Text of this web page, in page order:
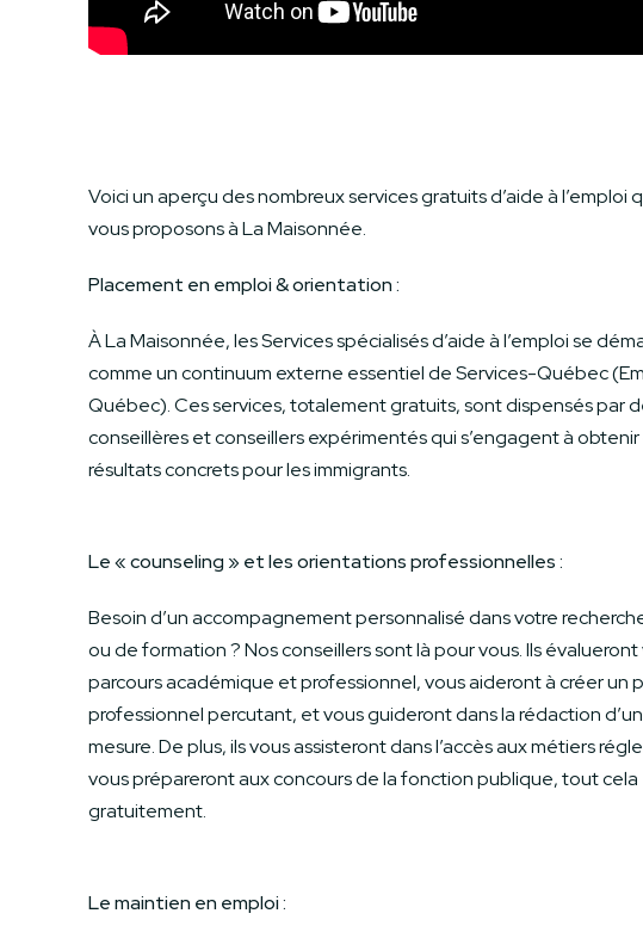
Voici un aperçu des nombreux services gratuits d’aide à l’emploi
vous proposons à La Maisonnée.
Placement en emploi & orientation :
À La Maisonnée, les Services spécialisés d’aide à l’emploi se
comme un continuum externe essentiel de Services-Québec
Québec). Ces services, totalement gratuits, sont dispensés par
conseillères et conseillers expérimentés qui s’engagent à
résultats concrets pour les immigrants.
Le « counseling » et les orientations professionnelles :
Besoin d’un accompagnement personnalisé dans votre
ou de formation ? Nos conseillers sont là pour vous. Ils évalueront
parcours académique et professionnel, vous aideront à créer un
professionnel percutant, et vous guideront dans la rédaction
mesure. De plus, ils vous assisteront dans l’accès aux métiers
vous prépareront aux concours de la fonction publique, tout cela
gratuitement.
Le maintien en emploi :